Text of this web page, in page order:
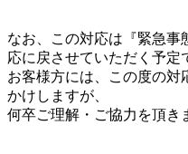
なお、この対応は『緊急事
応に戻させていただく予定
お客様方には、この度の対
かけしますが、
何卒ご理解・ご協力を頂き